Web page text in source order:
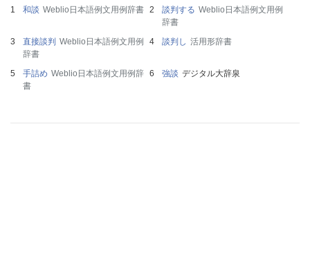
和談 Weblio日本語例文用例辞書 談判する Weblio日本語例文用例
辞書
直接談判 Weblio日本語例文用例
辞書
談判し 活用形辞書
手詰め Weblio日本語例文用例辞
書
強談 デジタル大辞泉